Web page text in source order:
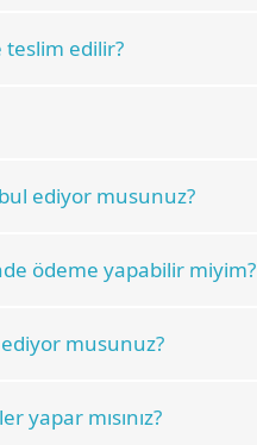
edilir?
ediyor musunuz?
ödeme yapabilir miyim?
ediyor musunuz?
yapar mısınız?